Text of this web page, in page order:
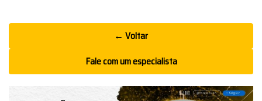
para
conteúdo
← Voltar
Fale com um especialista